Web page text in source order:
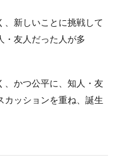
、新しいことに挑戦して
・友人だった人が多
、かつ公平に、知人・友
カッションを重ね、誕生